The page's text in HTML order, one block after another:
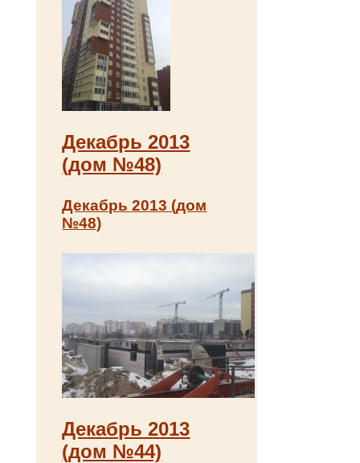
Декабрь 2013
(дом №48)
Декабрь 2013 (дом
№48)
Декабрь 2013
(дом №44)